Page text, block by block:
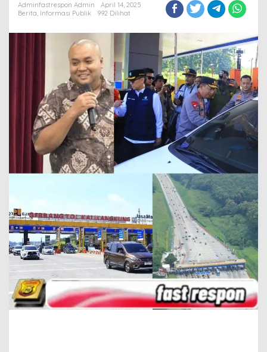
Adminfastrespon Admin
April 14, 2025
Berita, Informasi Publik 992 Dilihat